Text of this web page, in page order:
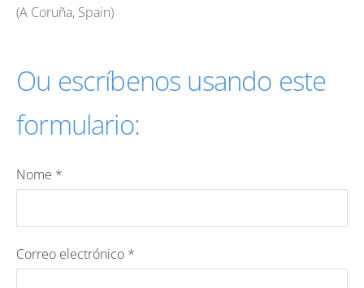
(A Coruña, Spain)
Ou escríbenos usando este
formulario:
Nome *
Correo electrónico *